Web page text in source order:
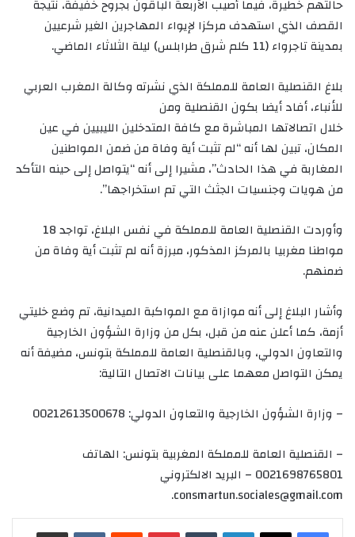
حالتهم خطيرة، فيما أصيب الأربعة الباقون بجروح خفيفة، نتيجة
القصف الذي استهدف مركزا لإيواء المهاجرين الغير شرعيين
بمدينة تاجرواء (11 كلم شرق طرابلس) ليلة الثلاثاء الماضي.
بلاغ القنصلية العامة للمملكة الذي نشرته وكالة المغرب العربي
للأنباء، أفاد أيضا بكون القنصلية ومن
خلال اتصالاتها المباشرة مع كافة المتدخلين الليبيين في عين
المكان، تبين لها أنه “لم تثبت أية وفاة من ضمن المواطنين
المغاربة في هذا الحادث”، مشيرا إلى أنه “يتواصل إلى حينه التأكد
من هويات وجنسيات الجثث التي تم استخراجها”.
وأوردت القنصلية العامة للمملكة في نفس البلاغ، تواجد 18
مواطنا مغربيا بالمركز المذكور، مبرزة أنه لم تثبت أية وفاة من
ضمنهم.
وأشار البلاغ إلى أنه موازاة مع المواكبة الميدانية، تم وضع خليتي
أزمة، كما أعلن عنه من قبل، بكل من وزارة الشؤون الخارجية
والتعاون الدولي، وبالقنصلية العامة للمملكة بتونس، مضيفة أنه
يمكن التواصل معهما على بيانات الاتصال التالية:
– وزارة الشؤون الخارجية والتعاون الدولي: 00212613500678
– القنصلية العامة للمملكة المغربية بتونس: الهاتف
0021698765801 – البريد الالكتروني
consmartun.sociales@gmail.com
.
لينكدإن بينتيريست